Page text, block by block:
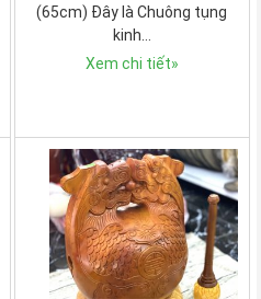
(65cm) Đây là Chuông tụng
kinh…
Xem chi tiết»